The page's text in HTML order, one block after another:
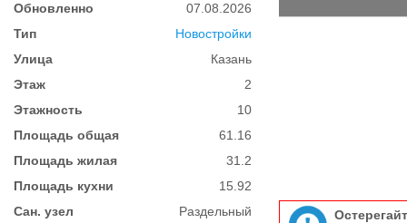
Обновленно
07.08.2026
Тип
Новостройки
Улица
Казань
Этаж
2
Этажность
10
Площадь общая
61.16
Площадь жилая
31.2
Площадь кухни
15.92
Сан. узел
Раздельный